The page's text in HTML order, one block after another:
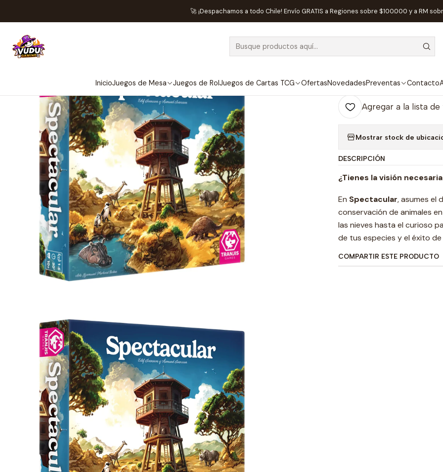
InicioJuegos de Mesa Juegos de RolJuegos de Cartas TCG OfertasNovedadesPreventas Contacto
🚀 ¡Despachamos a todo Chile! Envío GRATIS a Regiones sobre $100.000 y a RM
Inicio Juegos de Mesa Estrategia Spectacular - Español
Spectacular -
Cantidad
Agregar a la lista
Mostrar stock de
DESCRIPCIÓN
¿Tienes la visión
En Spectacular, asumes el
conservación de animales
las nieves hasta el curioso
de tus especies y el éxito
COMPARTIR ESTE PRODUCTO